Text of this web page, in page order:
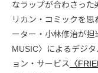
なラップが合わさった
リカン・コミックを
ーター・小林修治が
MUSIC〉によるデジ
ョン・サービス
〈